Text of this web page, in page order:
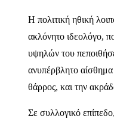
Η πολιτική ηθική
ακλόνητο ιδεολόγο,
υψηλών του
ανυπέρβλητο αίσθημα
θάρρος, και την
Σε συλλογικό